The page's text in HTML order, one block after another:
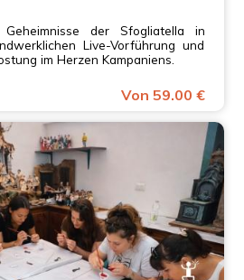
der Sfogliatella in
Live-Vorführung und
im Herzen Kampaniens.
Von 59.00 €